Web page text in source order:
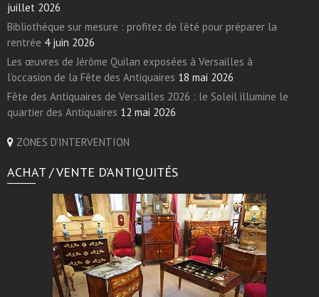
juillet 2026
Bibliothèque sur mesure : profitez de l’été pour préparer la
rentrée 4 juin 2026
Les œuvres de Jérôme Quilan exposées à Versailles à
l’occasion de la Fête des Antiquaires 18 mai 2026
Fête des Antiquaires de Versailles 2026 : le Soleil illumine le
quartier des Antiquaires 12 mai 2026
ZONES D'INTERVENTION
ACHAT / VENTE D’ANTIQUITÉS